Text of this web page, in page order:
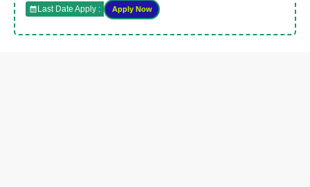
Last Date Apply : Apply Now